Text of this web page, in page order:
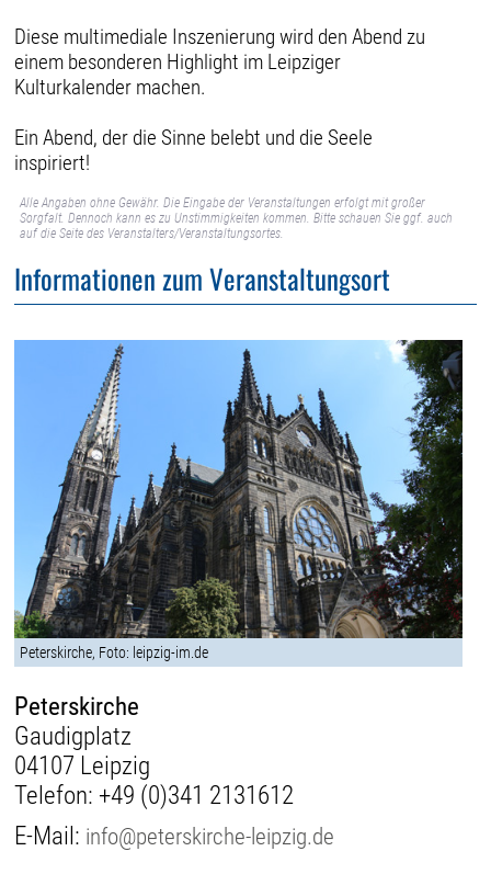
Diese multimediale Inszenierung wird den Abend zu
einem besonderen Highlight im Leipziger
Kulturkalender machen.
Ein Abend, der die Sinne belebt und die Seele
inspiriert!
Alle Angaben ohne Gewähr. Die Eingabe der Veranstaltungen erfolgt mit großer
Sorgfalt. Dennoch kann es zu Unstimmigkeiten kommen. Bitte schauen Sie ggf. auch
auf die Seite des Veranstalters/Veranstaltungsortes.
Informationen zum Veranstaltungsort
Peterskirche, Foto: leipzig-im.de
Peterskirche
Gaudigplatz
04107 Leipzig
Telefon: +49 (0)341 2131612
E-Mail: info@peterskirche-leipzig.de